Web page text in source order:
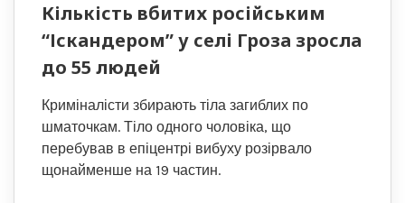
Кількість вбитих російським
“Іскандером” у селі Гроза зросла
до 55 людей
Криміналісти збирають тіла загиблих по
шматочкам. Тіло одного чоловіка, що
перебував в епіцентрі вибуху розірвало
щонайменше на 19 частин.